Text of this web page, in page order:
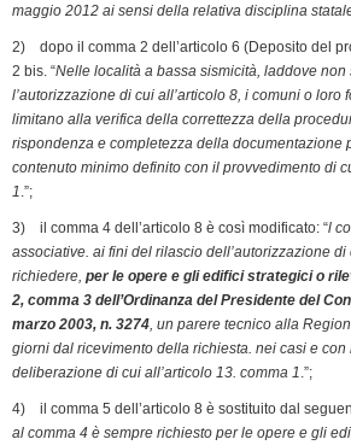
maggio 2012 ai sensi della relativa disciplina
2) dopo il comma 2 dell’articolo 6 (Deposito del
2 bis. “Nelle località a bassa sismicità, laddove non
l’autorizzazione di cui all’articolo 8, i comuni o loro
limitano alla verifica della correttezza della
rispondenza e completezza della documentazione
contenuto minimo definito con il provvedimento di
1.”;
3) il comma 4 dell’articolo 8 è così modificato: “l
associative. ai fini del rilascio dell’autorizzazione
richiedere, per le opere e gli edifici strategici o
2, comma 3 dell’Ordinanza del Presidente del
marzo 2003, n. 3274, un parere tecnico alla
giorni dal ricevimento della richiesta. nei casi e
deliberazione di cui all’articolo 13. comma 1.”;
4) il comma 5 dell’articolo 8 è sostituito dal
al comma 4 è sempre richiesto per le opere e gli